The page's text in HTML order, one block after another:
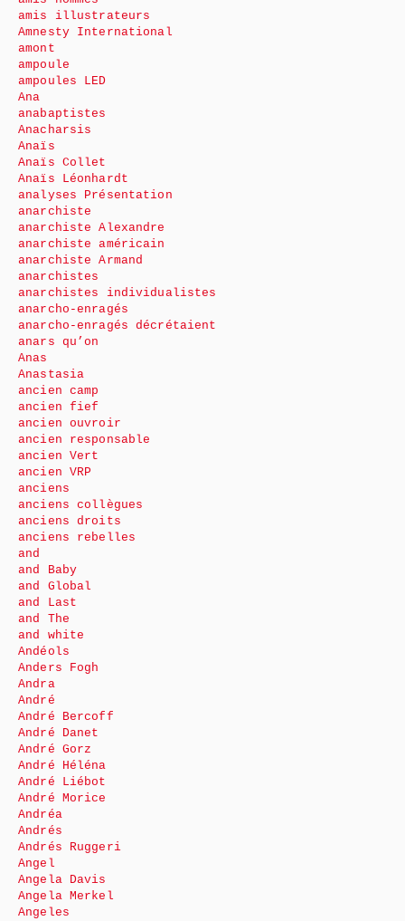
amis illustrateurs
Amnesty International
amont
ampoule
ampoules LED
Ana
anabaptistes
Anacharsis
Anaïs
Anaïs Collet
Anaïs Léonhardt
analyses Présentation
anarchiste
anarchiste Alexandre
anarchiste américain
anarchiste Armand
anarchistes
anarchistes individualistes
anarcho-enragés
anarcho-enragés décrétaient
anars qu’on
Anas
Anastasia
ancien camp
ancien fief
ancien ouvroir
ancien responsable
ancien Vert
ancien VRP
anciens
anciens collègues
anciens droits
anciens rebelles
and
and Baby
and Global
and Last
and The
and white
Andéols
Anders Fogh
Andra
André
André Bercoff
André Danet
André Gorz
André Héléna
André Liébot
André Morice
Andréa
Andrés
Andrés Ruggeri
Angel
Angela Davis
Angela Merkel
Angeles